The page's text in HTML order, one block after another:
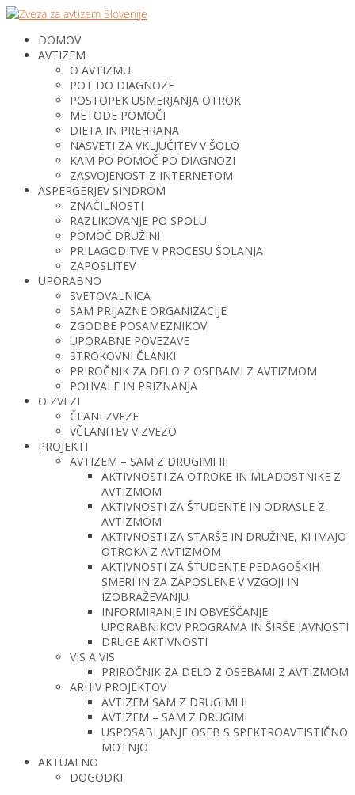
DOMOV
AVTIZEM
O AVTIZMU
POT DO DIAGNOZE
POSTOPEK USMERJANJA OTROK
METODE POMOČI
DIETA IN PREHRANA
NASVETI ZA VKLJUČITEV V ŠOLO
KAM PO POMOČ PO DIAGNOZI
ZASVOJENOST Z INTERNETOM
ASPERGERJEV SINDROM
ZNAČILNOSTI
RAZLIKOVANJE PO SPOLU
POMOČ DRUŽINI
PRILAGODITVE V PROCESU ŠOLANJA
ZAPOSLITEV
UPORABNO
SVETOVALNICA
SAM PRIJAZNE ORGANIZACIJE
ZGODBE POSAMEZNIKOV
UPORABNE POVEZAVE
STROKOVNI ČLANKI
PRIROČNIK ZA DELO Z OSEBAMI Z AVTIZMOM
POHVALE IN PRIZNANJA
O ZVEZI
ČLANI ZVEZE
VČLANITEV V ZVEZO
PROJEKTI
AVTIZEM – SAM Z DRUGIMI III
AKTIVNOSTI ZA OTROKE IN MLADOSTNIKE Z
AVTIZMOM
AKTIVNOSTI ZA ŠTUDENTE IN ODRASLE Z
AVTIZMOM
AKTIVNOSTI ZA STARŠE IN DRUŽINE, KI IMAJO
OTROKA Z AVTIZMOM
AKTIVNOSTI ZA ŠTUDENTE PEDAGOŠKIH
SMERI IN ZA ZAPOSLENE V VZGOJI IN
IZOBRAŽEVANJU
INFORMIRANJE IN OBVEŠČANJE
UPORABNIKOV PROGRAMA IN ŠIRŠE JAVNOSTI
DRUGE AKTIVNOSTI
VIS A VIS
PRIROČNIK ZA DELO Z OSEBAMI Z AVTIZMOM
ARHIV PROJEKTOV
AVTIZEM SAM Z DRUGIMI II
AVTIZEM – SAM Z DRUGIMI
USPOSABLJANJE OSEB S SPEKTROAVTISTIČNO
MOTNJO
AKTUALNO
DOGODKI